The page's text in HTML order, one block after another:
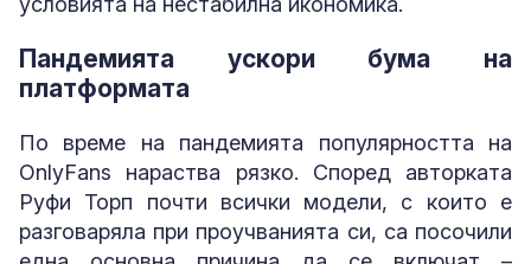
Пандемията ускори бума на
платформата
По време на пандемията популярността на
OnlyFans нараства рязко. Според авторката
Руфи Торп почти всички модели, с които е
разговаряла при проучванията си, са посочили